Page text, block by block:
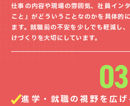
仕事の内容や現場の雰囲気、社員イン
こと」がどういうことなのかを具体的
ます。就職前の不安を少しでも軽減し
けづくりを大切にしています。
03
進学・就職の視野を広げ